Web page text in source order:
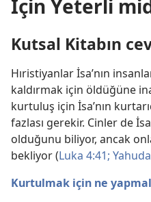
İçin Yeterli
Kutsal Kitabın
Hıristiyanlar İsa’nın
kaldırmak için öldüğüne
kurtuluş için İsa’nın
fazlası gerekir. Cinler de
olduğunu biliyor, ancak
bekliyor (Luka 4:41;
Kurtulmak için ne